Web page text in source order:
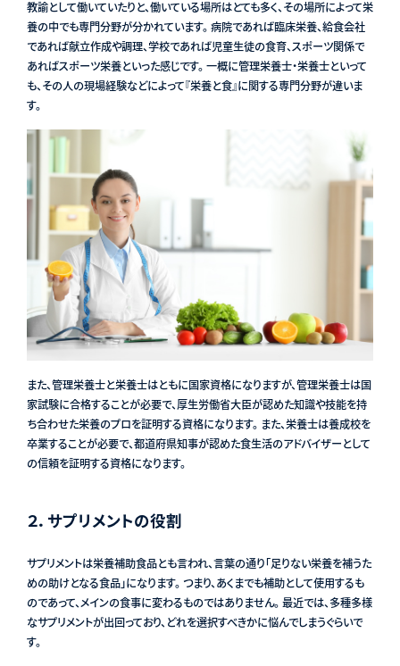
教諭として働いていたりと、働いている場所はとても多く、その場所によって栄
養の中でも専門分野が分かれています。 病院であれば臨床栄養、給食会社
であれば献立作成や調理、学校であれば児童生徒の食育、スポーツ関係で
あればスポーツ栄養といった感じです。 一概に管理栄養士・栄養士といって
も、その人の現場経験などによって『栄養と食』に関する専門分野が違いま
す。
また、管理栄養士と栄養士はともに国家資格になりますが、管理栄養士は国
家試験に合格することが必要で、厚生労働省大臣が認めた知識や技能を持
ち合わせた栄養のプロを証明する資格になります。 また、栄養士は養成校を
卒業することが必要で、都道府県知事が認めた食生活のアドバイザーとして
の信頼を証明する資格になります。
２．サプリメントの役割
サプリメントは栄養補助食品とも言われ、言葉の通り「足りない栄養を補うた
めの助けとなる食品」になります。 つまり、あくまでも補助として使用するも
のであって、メインの食事に変わるものではありません。 最近では、多種多様
なサプリメントが出回っており、どれを選択すべきかに悩んでしまうぐらいで
す。